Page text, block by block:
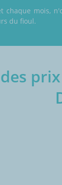
chaque mois,
du fioul.